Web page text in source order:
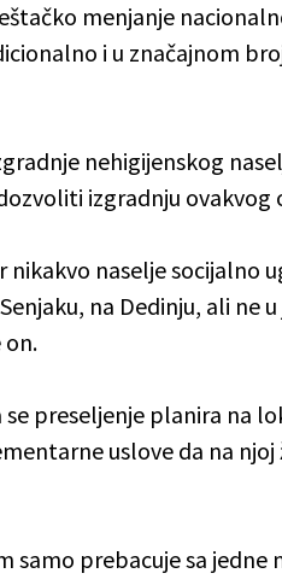
menjanje
i u značajnom
nehigijenskog
izgradnju ovakvog
nikakvo naselje socijalno
na Dedinju, ali ne
on.
preseljenje planira na
uslove da na njoj
samo prebacuje sa jedne